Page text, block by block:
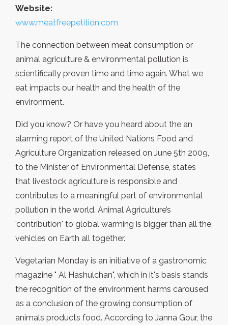
Website:
www.meatfreepetition.com
The connection between meat consumption or
animal agriculture & environmental pollution is
scientifically proven time and time again. What we
eat impacts our health and the health of the
environment.
Did you know? Or have you heard about the an
alarming report of the United Nations Food and
Agriculture Organization released on June 5th 2009,
to the Minister of Environmental Defense, states
that livestock agriculture is responsible and
contributes to a meaningful part of environmental
pollution in the world. Animal Agriculture’s
'contribution' to global warming is bigger than all the
vehicles on Earth all together.
Vegetarian Monday is an initiative of a gastronomic
magazine " Al Hashulchan", which in it's basis stands
the recognition of the environment harms caroused
as a conclusion of the growing consumption of
animals products food. According to Janna Gour, the